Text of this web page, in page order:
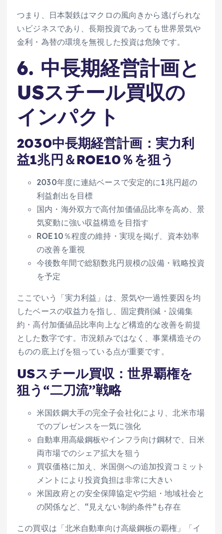
つまり、日本製鉄はマクロの風向きから逃げられな
いビジネスであり、長期投資であっても世界景気や
金利・為替の環境を無視した投資は危険です。
6. 中長期経営計画と
USスチール買収の
インパクト
2030中長期経営計画：実力利
益1兆円＆ROE10％を狙う
2030年度に連結ベースで安定的に1兆円超の
利益創出を目標
国内・海外双方で高付加価値品比率を高め、景
気変動に強い収益構造を目指す
ROE10％程度の維持・実現を掲げ、資本効率
の改善を重視
今後数年間で総額数兆円規模の設備・戦略投資
を予定
ここでいう「実力利益」は、景気や一過性要因を均
したベースの収益力を指し、固定費削減・設備集
約・高付加価値品比率向上など構造的な改善を前提
とした数字です。市況頼みではなく、事業構造その
ものの底上げを狙っている点が重要です。
USスチール買収：世界覇権を
狙う“二刀流”戦略
米国鉄鋼大手の完全子会社化により、北米市場
でのプレゼンスを一気に強化
自動車用高級鋼板やインフラ向け鋼材で、日米
両市場でのシェア拡大を狙う
買収価格に加え、米国側への追加投資コミット
メントにより投資負担は非常に大きい
米国政府との安全保障協定や労組・地域社会と
の関係など、“見えない制約条件”も存在
この買収は「北米自動車向け高級鋼板の覇権」「イ